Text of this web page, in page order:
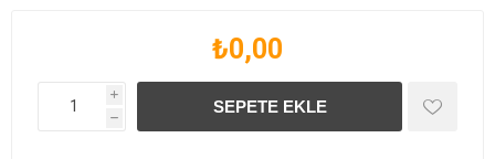
₺0,00
i
h